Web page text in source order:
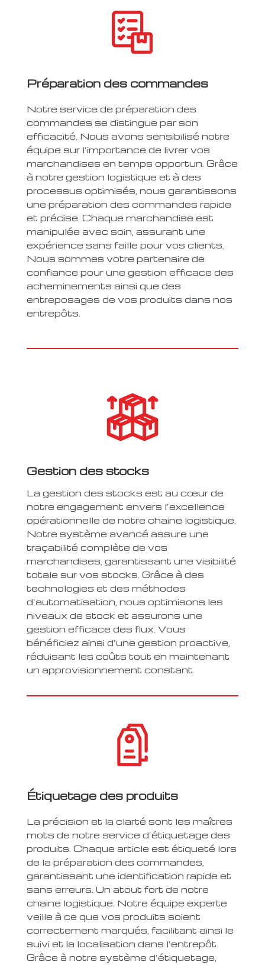
Préparation des commandes
Notre service de préparation des
commandes se distingue par son
efficacité. Nous avons sensibilisé notre
équipe sur l’importance de livrer vos
marchandises en temps opportun. Grâce
à notre gestion logistique et à des
processus optimisés, nous garantissons
une préparation des commandes rapide
et précise. Chaque marchandise est
manipulée avec soin, assurant une
expérience sans faille pour vos clients.
Nous sommes votre partenaire de
confiance pour une gestion efficace des
acheminements ainsi que des
entreposages de vos produits dans nos
entrepôts.
Gestion des stocks
La gestion des stocks est au cœur de
notre engagement envers l’excellence
opérationnelle de notre chaine logistique.
Notre système avancé assure une
traçabilité complète de vos
marchandises, garantissant une visibilité
totale sur vos stocks. Grâce à des
technologies et des méthodes
d’automatisation, nous optimisons les
niveaux de stock et assurons une
gestion efficace des flux. Vous
bénéficiez ainsi d’une gestion proactive,
réduisant les coûts tout en maintenant
un approvisionnement constant.
Étiquetage des produits
La précision et la clarté sont les maîtres
mots de notre service d’étiquetage des
produits. Chaque article est étiqueté lors
de la préparation des commandes,
garantissant une identification rapide et
sans erreurs. Un atout fort de notre
chaine logistique. Notre équipe experte
veille à ce que vos produits soient
correctement marqués, facilitant ainsi le
suivi et la localisation dans l’entrepôt.
Grâce à notre système d’étiquetage,